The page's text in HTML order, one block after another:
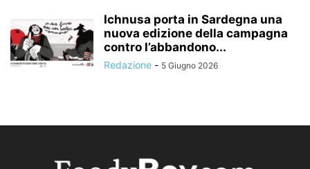
Ichnusa porta in Sardegna una
nuova edizione della campagna
contro l’abbandono...
Redazione - 5 Giugno 2026